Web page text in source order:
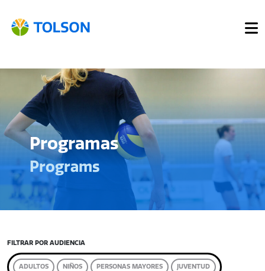
Programas
Programs
FILTRAR POR AUDIENCIA
ADULTOS NIÑOS PERSONAS MAYORES JUVENTUD